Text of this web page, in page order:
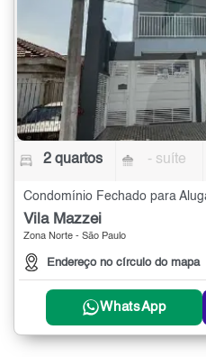
2 quartos - suíte
Vila Mazzei
Zona Norte - São Paulo
Endereço no círculo do mapa
WhatsApp